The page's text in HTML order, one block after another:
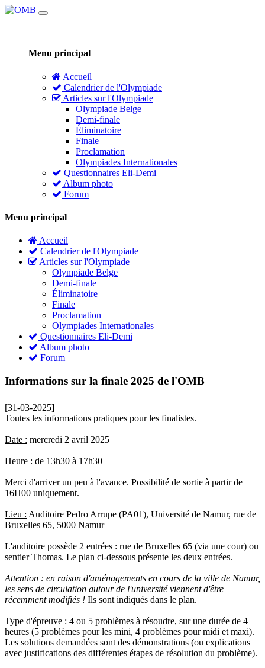
Menu principal
Accueil
Calendrier de l'Olympiade
Articles sur l'Olympiade
Olympiade Belge
Demi-finale
Éliminatoire
Finale
Proclamation
Olympiades Internationales
Questionnaires Eli-Demi
Album photo
Forum
Menu principal
Accueil
Calendrier de l'Olympiade
Articles sur l'Olympiade
Olympiade Belge
Demi-finale
Éliminatoire
Finale
Proclamation
Olympiades Internationales
Questionnaires Eli-Demi
Album photo
Forum
Informations sur la finale 2025 de l'OMB
[31-03-2025]
Toutes les informations pratiques pour les finalistes.
Date : mercredi 2 avril 2025
Heure : de 13h30 à 17h30
Merci d'arriver un peu à l'avance. Possibilité de sortie à partir de
16H00 uniquement.
Lieu : Auditoire Pedro Arrupe (PA01), Université de Namur, rue de
Bruxelles 65, 5000 Namur
L'auditoire possède 2 entrées : rue de Bruxelles 65 (via une cour) ou
sentier Thomas. Le plan ci-dessous présente les deux entrées.
Attention : en raison d'aménagements en cours de la ville de Namur,
les sens de circulation autour de l'université viennent d'être
récemment modifiés ! Ils sont indiqués dans le plan.
Type d'épreuve : 4 ou 5 problèmes à résoudre, sur une durée de 4
heures (5 problèmes pour les mini, 4 problèmes pour midi et maxi).
Les solutions demandées sont des démonstrations (ou explications
avec justifications des différentes étapes de résolution du problème).